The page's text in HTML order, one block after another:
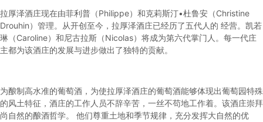
拉厚泽酒庄现在由菲利普（Philippe）和克莉斯汀•杜鲁安（Christine
Drouhin）管理。从开创至今，拉厚泽酒庄已经历了五代人的 经营。凯若
琳（Caroline）和尼古拉斯（Nicolas）将成为第六代掌门人。每一代庄
主都为该酒庄的发展与进步做出了独特的贡献。
为酿制高水准的葡萄酒，为使拉厚泽酒庄的葡萄酒能够体现出葡萄园特殊
的风土特征，酒庄的工作人员不辞辛苦，一丝不苟地工作着。该酒庄崇拜
尚自然的酿酒哲学。 他们尊重土地和季节规律，充分发挥大自然的优